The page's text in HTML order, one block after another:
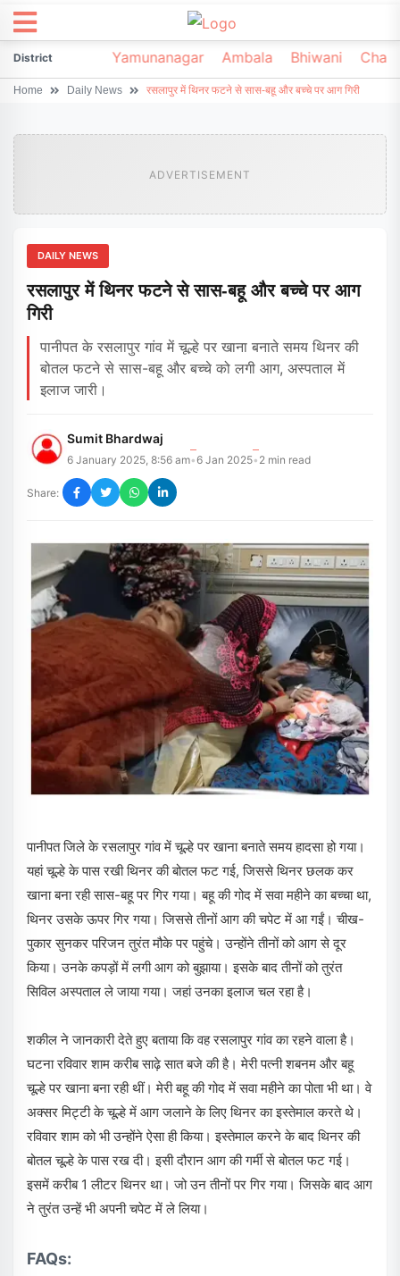
DistrictSonipat Yamunanagar Ambala Bhiwani
Home Daily News रसलापुर में थिनर फटने से सास-बहू और बच्चे पर आग गिरी
ADVERTISEMENT
DAILY NEWS
रसलापुर में थिनर फटने से सास-बहू और बच्चे पर आग
गिरी
पानीपत के रसलापुर गांव में चूल्हे पर खाना बनाते समय थिनर की
बोतल फटने से सास-बहू और बच्चे को लगी आग, अस्पताल में
इलाज जारी।
Sumit Bhardwaj
6 January 2025, 8:56 am•6 Jan 2025• 2 min read
Share:
पानीपत जिले के रसलापुर गांव में चूल्हे पर खाना बनाते समय हादसा हो गया।
यहां चूल्हे के पास रखी थिनर की बोतल फट गई, जिससे थिनर छलक कर
खाना बना रही सास-बहू पर गिर गया। बहू की गोद में सवा महीने का बच्चा था,
थिनर उसके ऊपर गिर गया। जिससे तीनों आग की चपेट में आ गईं। चीख-
पुकार सुनकर परिजन तुरंत मौके पर पहुंचे। उन्होंने तीनों को आग से दूर
किया। उनके कपड़ों में लगी आग को बुझाया। इसके बाद तीनों को तुरंत
सिविल अस्पताल ले जाया गया। जहां उनका इलाज चल रहा है।
शकील ने जानकारी देते हुए बताया कि वह रसलापुर गांव का रहने वाला है।
घटना रविवार शाम करीब साढ़े सात बजे की है। मेरी पत्नी शबनम और बहू
चूल्हे पर खाना बना रही थीं। मेरी बहू की गोद में सवा महीने का पोता भी था। वे
अक्सर मिट्टी के चूल्हे में आग जलाने के लिए थिनर का इस्तेमाल करते थे।
रविवार शाम को भी उन्होंने ऐसा ही किया। इस्तेमाल करने के बाद थिनर की
बोतल चूल्हे के पास रख दी। इसी दौरान आग की गर्मी से बोतल फट गई।
इसमें करीब 1 लीटर थिनर था। जो उन तीनों पर गिर गया। जिसके बाद आग
ने तुरंत उन्हें भी अपनी चपेट में ले लिया।
FAQs: